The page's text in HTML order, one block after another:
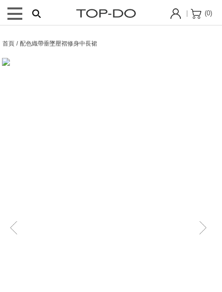
(0)
首頁 / 配色織帶垂墜壓褶修身中長裙